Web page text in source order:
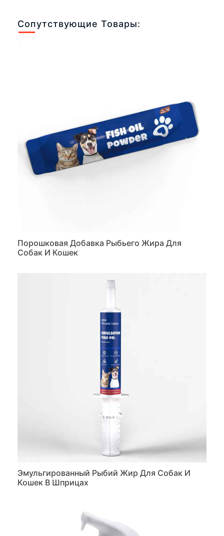
Сопутствующие Товары:
Порошковая Добавка Рыбьего Жира Для
Собак И Кошек
Эмульгированный Рыбий Жир Для Собак И
Кошек В Шприцах